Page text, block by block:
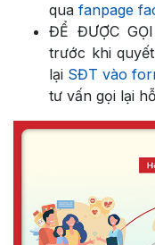
qua fanpage
ĐỂ ĐƯỢC
trước khi
lại SĐT vào
tư vấn gọi lại